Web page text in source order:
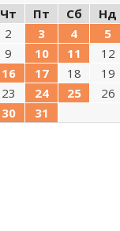
Чт Пт Сб
Нд
2 3 4
5
9 10 11
12
16 17 18
19
23 24 25
26
30 31